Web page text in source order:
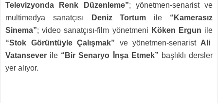
Televizyonda Renk Düzenleme”; yönetmen-senarist ve
multimedya sanatçısı
Deniz Tortum ile “Kamerasız
Sinema”; video sanatçısı-film yönetmeni Köken Ergun ile
“Stok Görüntüyle Çalışmak” ve yönetmen-senaristAli
Vatansever ile “Bir Senaryo İnşa Etmek” başlıklı dersler
yer alıyor.